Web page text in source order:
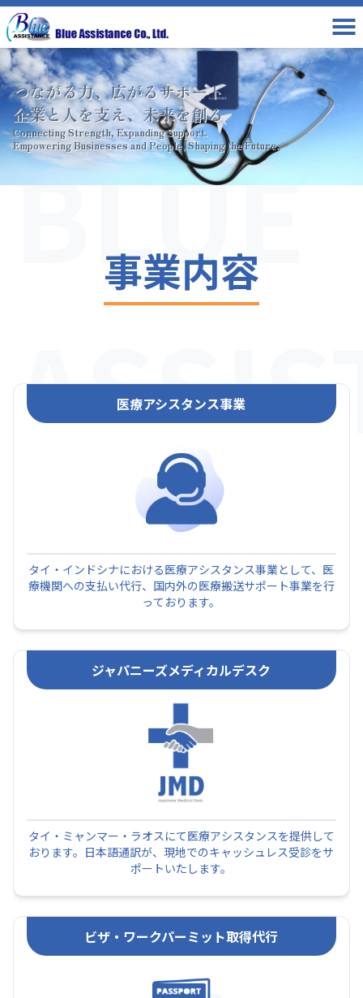
つながる力、広がるサポート
企業と人を支え、未来を創る
Connecting Strength, Expanding Support.
Empowering Businesses and People, Shaping the Future.
BLUE
事業内容
医療アシスタンス事業
タイ・インドシナにおける医療アシスタンス事業として、医
療機関への支払い代行、国内外の医療搬送サポート事業を行
っております。
ジャパニーズメディカルデスク
タイ・ミャンマー・ラオスにて医療アシスタンスを提供して
おります。日本語通訳が、現地でのキャッシュレス受診をサ
ポートいたします。
ビザ・ワークパーミット取得代行